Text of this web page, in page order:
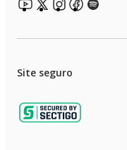
Site seguro